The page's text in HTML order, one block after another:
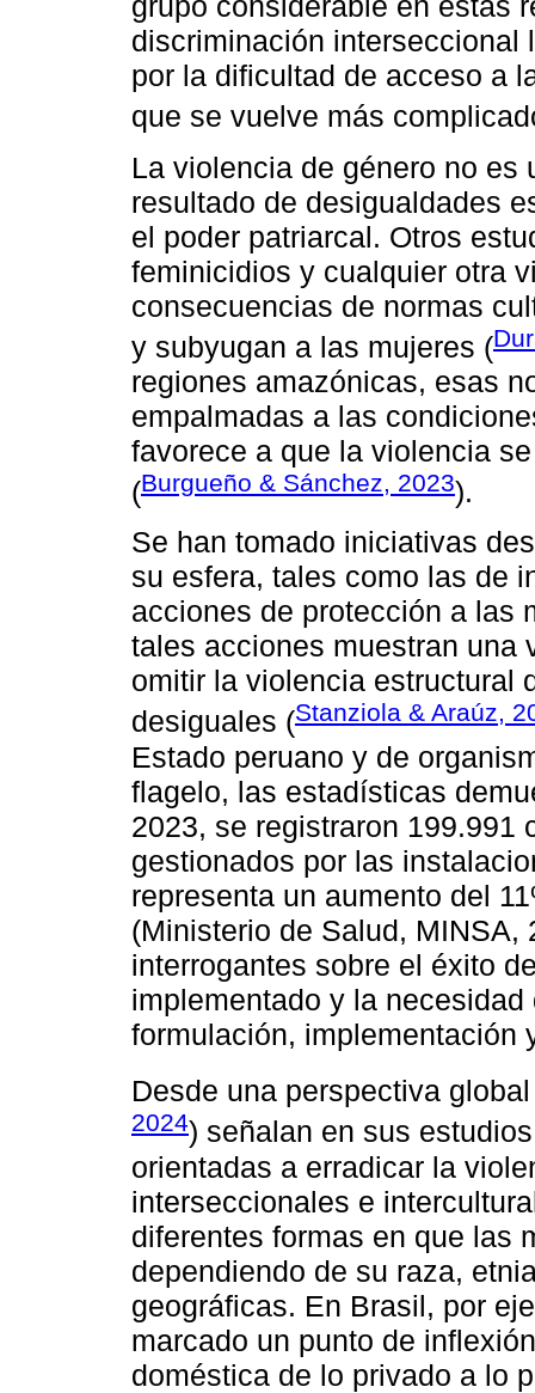
discriminación interseccional
por la dificultad de acceso a
que se vuelve más
La violencia de género no es
resultado de desigualdades
el poder patriarcal. Otros
feminicidios y cualquier otra
consecuencias de normas
y subyugan a las mujeres (
regiones amazónicas, esas
empalmadas a las
favorece a que la violencia
(Burgueño & Sánchez, 2023).
Se han tomado iniciativas
su esfera, tales como las de
acciones de protección a las
tales acciones muestran una
omitir la violencia estructural
desiguales (Stanziola & Araúz,
Estado peruano y de
flagelo, las estadísticas
2023, se registraron 199.991
gestionados por las
representa un aumento del
(Ministerio de Salud, MINSA,
interrogantes sobre el éxito
implementado y la
formulación, implementación
Desde una perspectiva
2024) señalan en sus
orientadas a erradicar la
interseccionales e
diferentes formas en que las
dependiendo de su raza,
geográficas. En Brasil, por
marcado un punto de
doméstica de lo privado a lo